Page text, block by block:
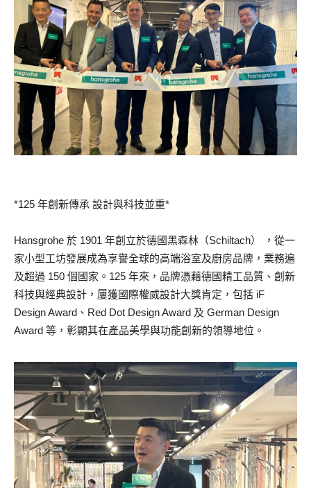
*125 年創新傳承 設計與科技並重*
Hansgrohe 於 1901 年創立於德國黑森林（Schiltach） ，從一
家小型工坊發展成為享譽全球的高端浴室及廚房品牌，業務遍
及超過 150 個國家。125 年來，品牌憑藉德國精工品質、創新
科技與經典設計，屢獲國際權威設計大獎肯定，包括 iF
Design Award、Red Dot Design Award 及 German Design
Award 等，彰顯其在產品美學與功能創新的領導地位。